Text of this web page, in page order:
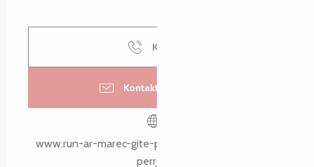
Kontakt
Kontaktieren Sie uns
www.run-ar-marec-gite-perros-guirec-saint-quay-
perros.fr